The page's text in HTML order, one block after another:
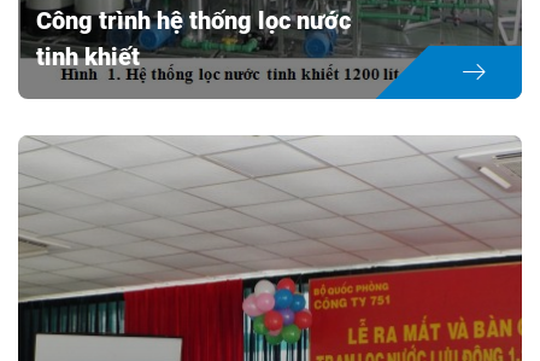
Công trình hệ thống lọc nước
tinh khiết